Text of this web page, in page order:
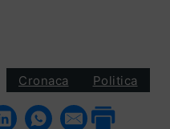
Cronaca Politica